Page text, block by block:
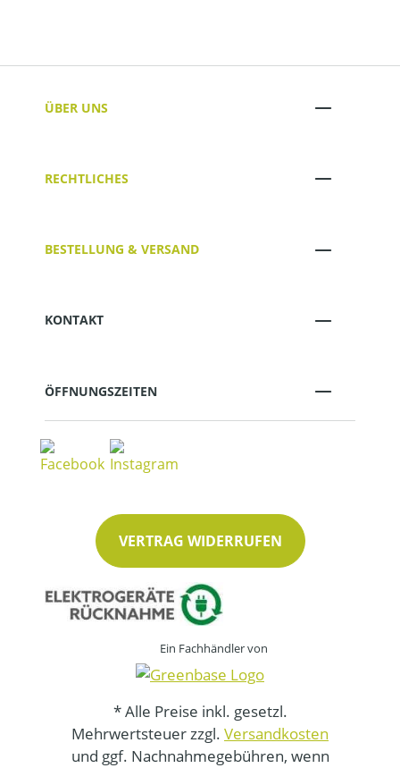
ÜBER UNS
RECHTLICHES
BESTELLUNG & VERSAND
KONTAKT
ÖFFNUNGSZEITEN
VERTRAG WIDERRUFEN
Ein Fachhändler von
* Alle Preise inkl. gesetzl.
Mehrwertsteuer zzgl. Versandkosten
und ggf. Nachnahmegebühren, wenn